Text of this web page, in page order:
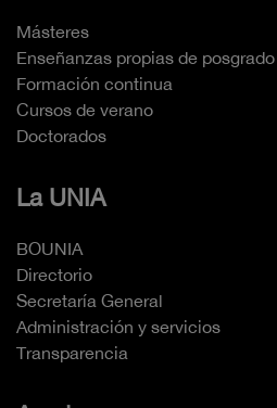
Másteres
Enseñanzas propias de posgrado
Formación continua
Cursos de verano
Doctorados
La UNIA
BOUNIA
Directorio
Secretaría General
Administración y servicios
Transparencia